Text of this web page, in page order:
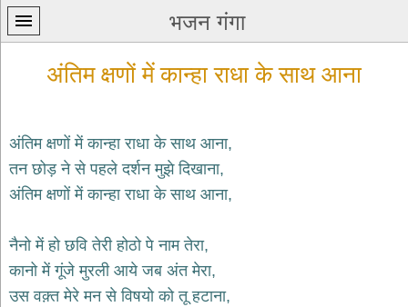
भजन गंगा
प्रथम
पन्ना
कृष्ण
भजन
krishna
bhajans
अंतिम क्षणों में कान्हा राधा के साथ आना
अंतिम क्षणों में कान्हा राधा के साथ आना,
तन छोड़ ने से पहले दर्शन मुझे दिखाना,
अंतिम क्षणों में कान्हा राधा के साथ आना,
नैनो में हो छवि तेरी होठो पे नाम तेरा,
कानो में गूंजे मुरली आये जब अंत मेरा,
उस वक़्त मेरे मन से विषयो को तू हटाना,